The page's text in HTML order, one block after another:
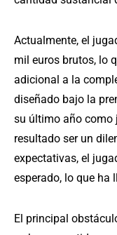
Actualmente, el
mil euros brutos, lo
adicional a la
diseñado bajo la
su último año como
resultado ser un
expectativas, el
esperado, lo que ha
El principal